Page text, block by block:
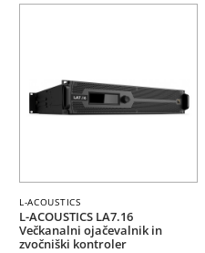
L-ACOUSTICS
L-ACOUSTICS LA7.16
Večkanalni ojačevalnik in
zvočniški kontroler